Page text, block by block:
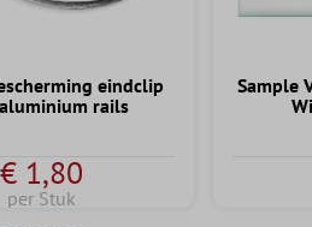
eindclip
rails
€ 1,80
per Stuk
Sample